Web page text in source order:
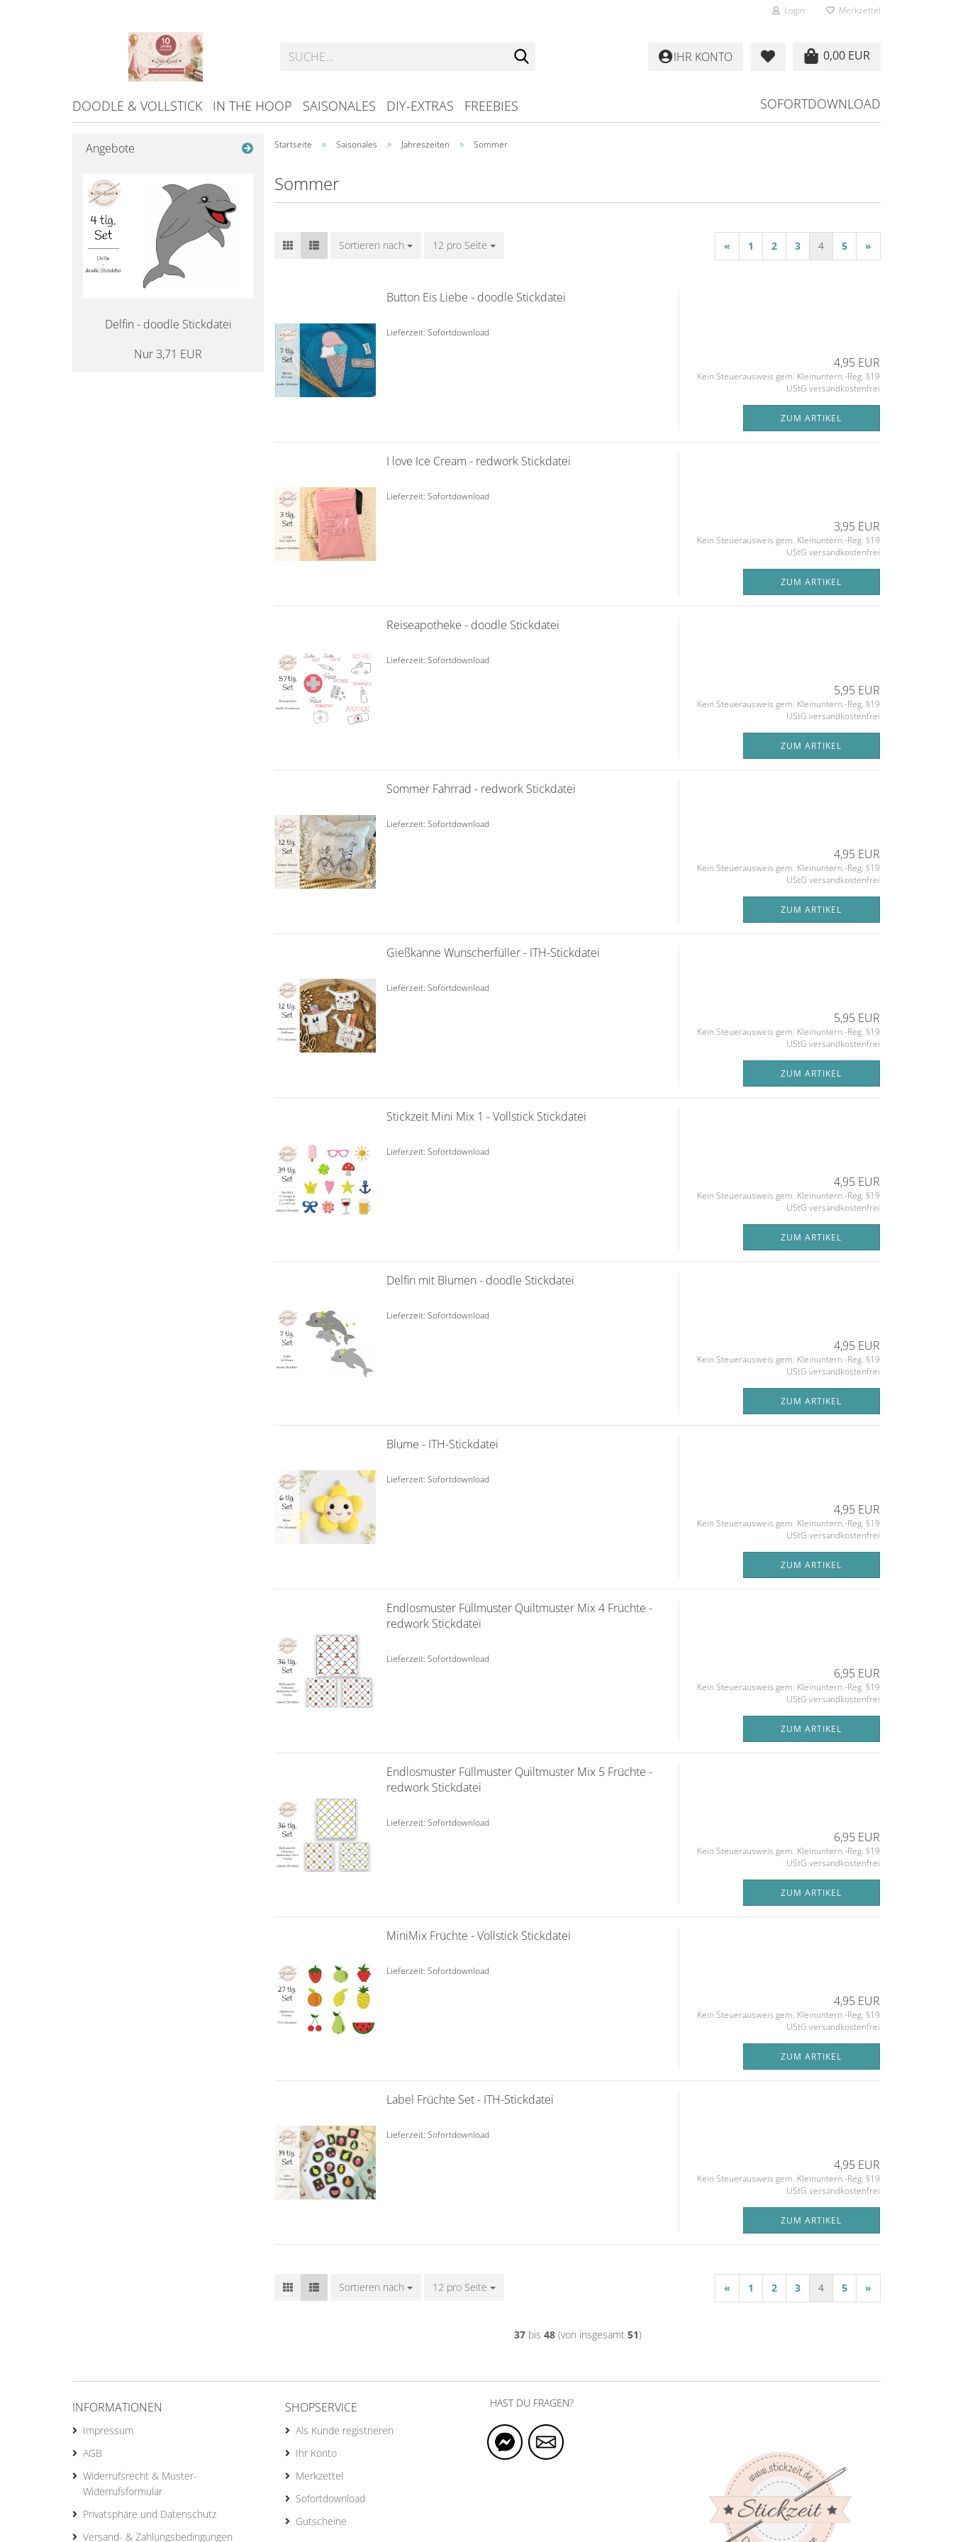
Login Merkzettel
0,00 EUR
IHR KONTO
DOODLE & VOLLSTICK IN THE HOOP SAISONALES DIY-EXTRAS FREEBIES SOFORTDOWNLOAD
Startseite » Saisonales » Jahreszeiten » Sommer
Sommer
Sortieren nach
Sortieren nach 12 pro Seite
pro Seite « 1 2 3 4 5 »
Button Eis Liebe - doodle Stickdatei
Lieferzeit: Sofortdownload
4,95 EUR
Kein Steuerausweis gem. Kleinuntern.-Reg. §19
UStG versandkostenfrei
ZUM ARTIKEL
I love Ice Cream - redwork Stickdatei
Lieferzeit: Sofortdownload
3,95 EUR
Kein Steuerausweis gem. Kleinuntern.-Reg. §19
UStG versandkostenfrei
ZUM ARTIKEL
Reiseapotheke - doodle Stickdatei
Lieferzeit: Sofortdownload
5,95 EUR
Kein Steuerausweis gem. Kleinuntern.-Reg. §19
UStG versandkostenfrei
ZUM ARTIKEL
Sommer Fahrrad - redwork Stickdatei
Lieferzeit: Sofortdownload
4,95 EUR
Kein Steuerausweis gem. Kleinuntern.-Reg. §19
UStG versandkostenfrei
ZUM ARTIKEL
Gießkanne Wunscherfüller - ITH-Stickdatei
Lieferzeit: Sofortdownload
5,95 EUR
Kein Steuerausweis gem. Kleinuntern.-Reg. §19
UStG versandkostenfrei
ZUM ARTIKEL
Stickzeit Mini Mix 1 - Vollstick Stickdatei
Lieferzeit: Sofortdownload
4,95 EUR
Kein Steuerausweis gem. Kleinuntern.-Reg. §19
UStG versandkostenfrei
ZUM ARTIKEL
Delfin mit Blumen - doodle Stickdatei
Lieferzeit: Sofortdownload
4,95 EUR
Kein Steuerausweis gem. Kleinuntern.-Reg. §19
UStG versandkostenfrei
ZUM ARTIKEL
Blume - ITH-Stickdatei
Lieferzeit: Sofortdownload
4,95 EUR
Kein Steuerausweis gem. Kleinuntern.-Reg. §19
UStG versandkostenfrei
ZUM ARTIKEL
Endlosmuster Füllmuster Quiltmuster Mix 4 Früchte -
redwork Stickdatei
Lieferzeit: Sofortdownload
6,95 EUR
Kein Steuerausweis gem. Kleinuntern.-Reg. §19
UStG versandkostenfrei
ZUM ARTIKEL
Endlosmuster Füllmuster Quiltmuster Mix 5 Früchte -
redwork Stickdatei
Lieferzeit: Sofortdownload
6,95 EUR
Kein Steuerausweis gem. Kleinuntern.-Reg. §19
UStG versandkostenfrei
ZUM ARTIKEL
MiniMix Früchte - Vollstick Stickdatei
Lieferzeit: Sofortdownload
4,95 EUR
Kein Steuerausweis gem. Kleinuntern.-Reg. §19
UStG versandkostenfrei
ZUM ARTIKEL
Label Früchte Set - ITH-Stickdatei
Lieferzeit: Sofortdownload
4,95 EUR
Kein Steuerausweis gem. Kleinuntern.-Reg. §19
UStG versandkostenfrei
ZUM ARTIKEL
Sortieren nach
Sortieren nach 12 pro Seite
pro Seite « 1 2 3 4 5 »
37bis 48(von insgesamt 51)
Angebote
Delfin - doodle Stickdatei
Nur 3,71 EUR
INFORMATIONEN
Impressum
AGB
Widerrufsrecht & Muster-
Widerrufsformular
Privatsphäre und Datenschutz
Versand- & Zahlungsbedingungen
SHOPSERVICE
Als Kunde registrieren
Ihr Konto
Merkzettel
Sofortdownload
Gutscheine
HAST DU FRAGEN?